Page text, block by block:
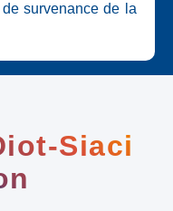
survenance de la
Siaci